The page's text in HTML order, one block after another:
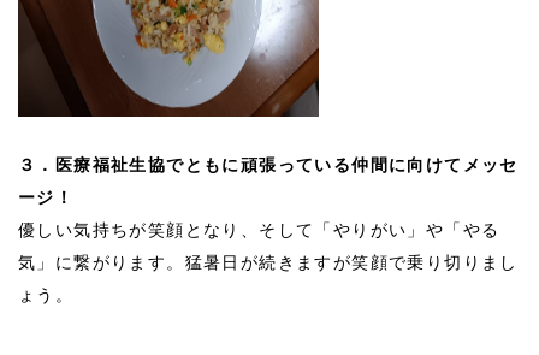
３．医療福祉生協でともに頑張っている仲間に向けてメッセ
ージ！
優しい気持ちが笑顔となり、そして「やりがい」や「 やる
気」に繋がります。 猛暑日が続きますが笑顔で乗り切りまし
ょう。